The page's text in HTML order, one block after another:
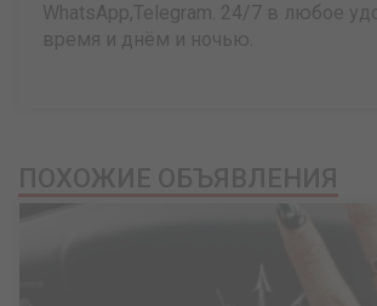
WhatsApp,Telegram. 24/7 в любое
время и днём и ночью.